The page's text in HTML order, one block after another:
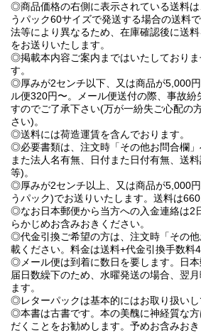
◎商品価格の右側に表示されている送料
うパック60サイズで発送する場合の送料
法等により異なるため、在庫確認後に送
をお送りいたします。
◎掲載本内容ご案内まではいたしておりま
す。
◎厚みが2センチ以下、又は商品が5,000
ル便320円〜。メール便送付の際、事故紛
すのでご了承下さい(万が一紛失ご心配の
さい)。
◎送料には荷造運賃を含んでおります。
◎必要書類は、注文時「その他お問合欄
また法人名有無、日付また日付有無、送
等)。
◎厚みが2センチ以上、又は商品が5,000
うパック)でお送りいたします。送料は
◎なお日本郵便から当方への入金連絡は2
らかじめお含みおきください。
◎代金引換ご希望の方は、注文時「その
載ください。料金は送料+代金引換手数料
◎メール便は到着に数日を要します。日本
届日数繰下のため、水曜発送の場合、翌
ます。
◎レターパックは基本的にはお取り扱いし
◎本書は古書です。本の美醜に神経質な
だくことをお勧めします。予めお含みおき